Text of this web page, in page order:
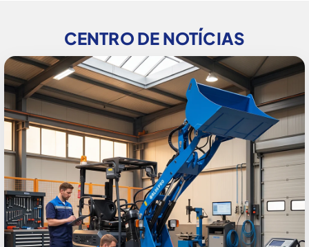
CENTRO DE NOTÍCIAS